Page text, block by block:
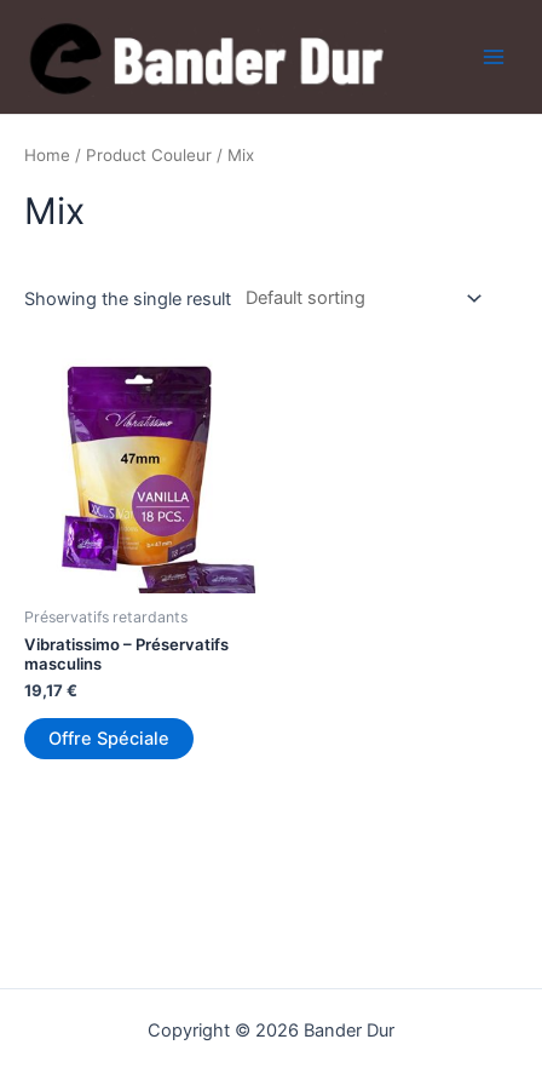
content
Home / Product Couleur / Mix
Mix
Showing the single result
Préservatifs retardants
Vibratissimo – Préservatifs
masculins
19,17€
Offre Spéciale
Copyright © 2026 Bander Dur